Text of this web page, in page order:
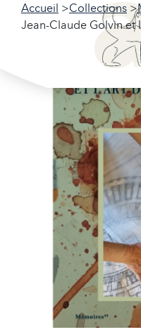
Accueil Collections
Jean-Claude Golvin et